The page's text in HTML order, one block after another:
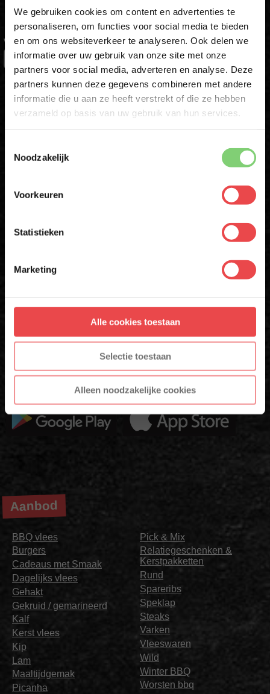
We gebruiken cookies om content en advertenties te
personaliseren, om functies voor social media te bieden
en om ons websiteverkeer te analyseren. Ook delen we
informatie over uw gebruik van onze site met onze
partners voor social media, adverteren en analyse. Deze
partners kunnen deze gegevens combineren met andere
informatie die u aan ze heeft verstrekt of die ze hebben
verzameld op basis van uw gebruik van hun services.
Noodzakelijk
Voorkeuren
Statistieken
Marketing
Alle cookies toestaan
Selectie toestaan
Alleen noodzakelijke cookies
10% korting op je
eerste bestelling*
Schrijf je in voor onze nieuwsbrief en ontvang direct
10% korting op jouw eerste bestelling.
ACHTERNAAM
* Alleen voor nieuwe inschrijvers, korting niet geldig op reeds
afgeprijsde producten.
producten
VOORNAAM*
ACHTERNAAM
Schrijf mij in
Download de BBQuality App
Altijd als eerste op de hoogte zijn van nieuwe acties,
inspiratie en tips om nóg meer uit jouw vlees te halen?
Met de BBQuality App voor Android en iOS ontvang je ook
exclusieve App-Only deals die je nergens anders vindt.
Download 'm nu en ontdek het gemak zelf!
Aanbod
BBQ vlees
Burgers
Cadeaus met Smaak
Dagelijks vlees
Gehakt
Gekruid / gemarineerd
Kalf
Kerst vlees
Kip
Lam
Maaltijdgemak
Picanha
Pick & Mix
Relatiegeschenken &
Kerstpakketten
Rund
Spareribs
Speklap
Steaks
Varken
Vleeswaren
Wild
Winter BBQ
Worsten bbq